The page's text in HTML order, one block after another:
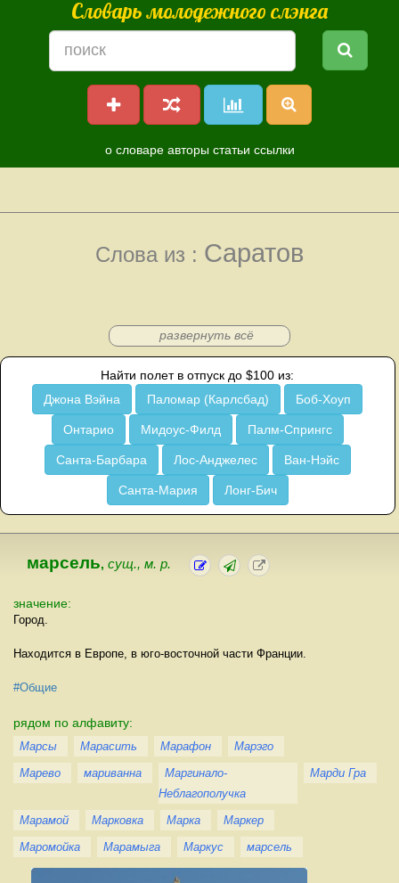
Словарь молодежного слэнга
о словаре авторы статьи ссылки
Слова из : Саратов
развернуть всё
Найти полет в отпуск до $100 из:
Джона Вэйна
Паломар (Карлсбад) Боб-Хоуп
Онтарио Мидоус-Филд Палм-Спрингс
Санта-Барбара Лос-Анджелес Ван-Нэйс
Санта-Мария Лонг-Бич
марсель, сущ., м. р.
значение:
Город.
Находится в Европе, в юго-восточной части Франции.
#Общие
рядом по алфавиту:
Марсы Марасить Марафон
Марэго
Марево
мариванна
Маргинало-
Неблагополучка
Марди Гра
Марамой Марковка Марка
Маркер
Маромойка
Марамыга Маркус марсель